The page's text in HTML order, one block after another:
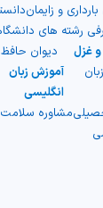
نیز وجود
موج‌دار یک
الیاف شیشه
و زایمان
رشته های
غزل
دیوان حافظ
آموزش زبان
انگلیسی
مشاوره سلامت